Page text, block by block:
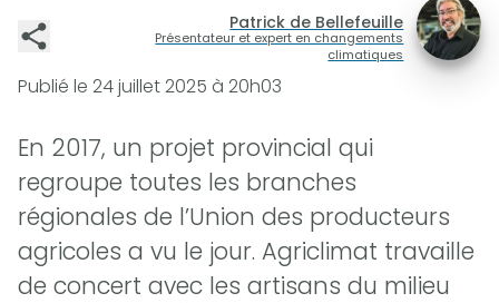
Patrick de Bellefeuille
Présentateur et expert en changements
climatiques
Publié le 24 juillet 2025 à 20h03
En 2017, un projet provincial qui
regroupe toutes les branches
régionales de l’Union des producteurs
agricoles a vu le jour. Agriclimat travaille
de concert avec les artisans du milieu